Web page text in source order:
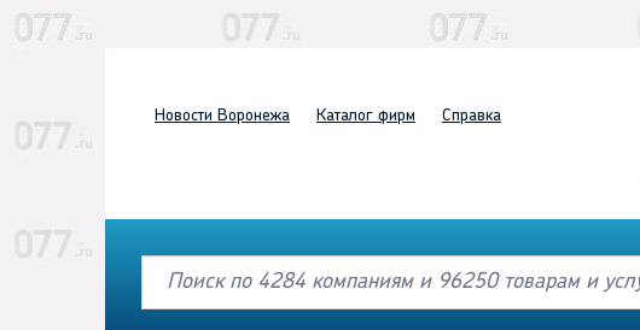
Новости Воронежа Каталог фирм Справка